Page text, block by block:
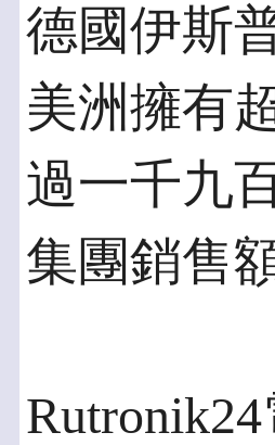
德國伊斯
美洲擁有
過一千九
集團銷售